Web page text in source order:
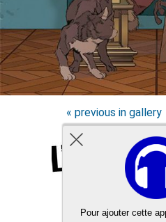
« previous in gallery